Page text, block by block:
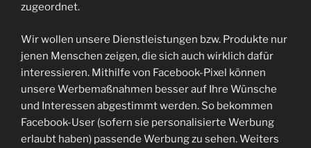
zugeordnet.
Wir wollen unsere Dienstleistungen bzw. Produkte nur
jenen Menschen zeigen, die sich auch wirklich dafür
interessieren. Mithilfe von Facebook-Pixel können
unsere Werbemaßnahmen besser auf Ihre Wünsche
und Interessen abgestimmt werden. So bekommen
Facebook-User (sofern sie personalisierte Werbung
erlaubt haben) passende Werbung zu sehen. Weiters